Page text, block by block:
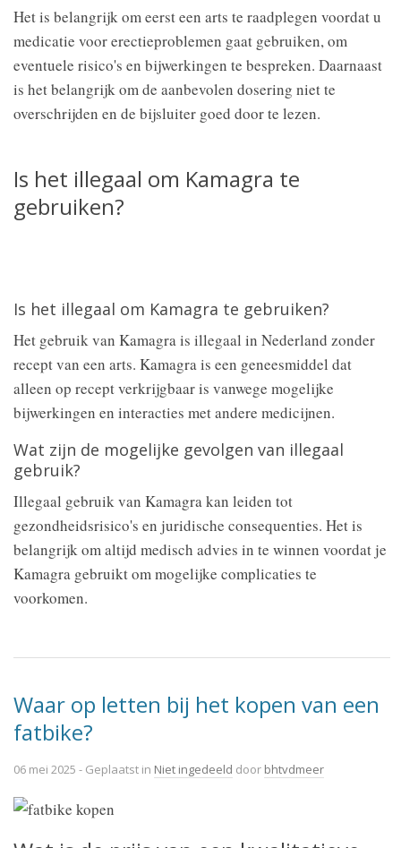
Het is belangrijk om eerst een arts te raadplegen voordat u
medicatie voor erectieproblemen gaat gebruiken, om
eventuele risico's en bijwerkingen te bespreken. Daarnaast
is het belangrijk om de aanbevolen dosering niet te
overschrijden en de bijsluiter goed door te lezen.
Is het illegaal om Kamagra te
gebruiken?
Is het illegaal om Kamagra te gebruiken?
Het gebruik van Kamagra is illegaal in Nederland zonder
recept van een arts. Kamagra is een geneesmiddel dat
alleen op recept verkrijgbaar is vanwege mogelijke
bijwerkingen en interacties met andere medicijnen.
Wat zijn de mogelijke gevolgen van illegaal
gebruik?
Illegaal gebruik van Kamagra kan leiden tot
gezondheidsrisico's en juridische consequenties. Het is
belangrijk om altijd medisch advies in te winnen voordat je
Kamagra gebruikt om mogelijke complicaties te
voorkomen.
Waar op letten bij het kopen van een
fatbike?
06 mei 2025 - Geplaatst in Niet ingedeeld door bhtvdmeer